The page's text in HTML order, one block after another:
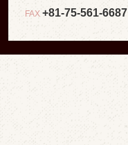
FAX +81-75-561-6687